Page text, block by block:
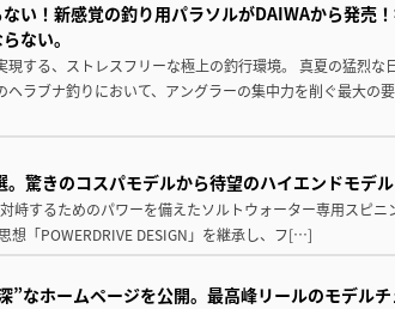
い！新感覚の釣り用パラソルがDAIWAから発売
ない。
する、ストレスフリーな極上の釣行環境。 真夏の猛烈な
ラブナ釣りにおいて、アングラーの集中力を削ぐ最大の要
驚きのコスパモデルから待望のハイエンドモデル
峙するためのパワーを備えたソルトウォーター専用スピニ
想「POWERDRIVE DESIGN」を継承し、フ[…]
”なホームページを公開。最高峰リールのモデル